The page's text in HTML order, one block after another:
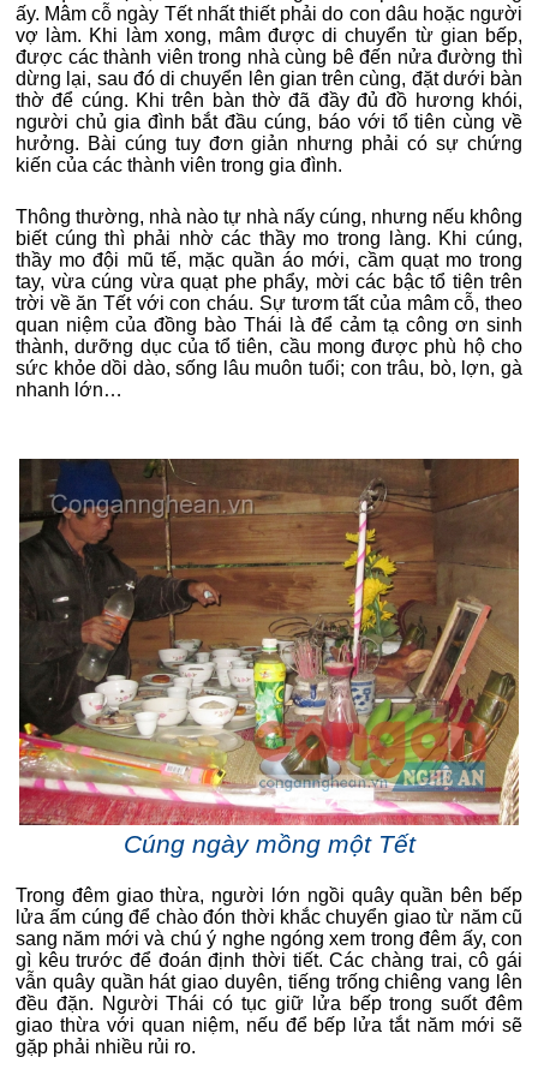
ấy. Mâm cỗ ngày Tết nhất thiết phải do con dâu hoặc người
vợ làm. Khi làm xong, mâm được di chuyển từ gian bếp,
được các thành viên trong nhà cùng bê đến nửa đường thì
dừng lại, sau đó di chuyển lên gian trên cùng, đặt dưới bàn
thờ để cúng. Khi trên bàn thờ đã đầy đủ đồ hương khói,
người chủ gia đình bắt đầu cúng, báo với tổ tiên cùng về
hưởng. Bài cúng tuy đơn giản nhưng phải có sự chứng
kiến của các thành viên trong gia đình.
Thông thường, nhà nào tự nhà nấy cúng, nhưng nếu không
biết cúng thì phải nhờ các thầy mo trong làng. Khi cúng,
thầy mo đội mũ tế, mặc quần áo mới, cầm quạt mo trong
tay, vừa cúng vừa quạt phe phẩy, mời các bậc tổ tiên trên
trời về ăn Tết với con cháu. Sự tươm tất của mâm cỗ, theo
quan niệm của đồng bào Thái là để cảm tạ công ơn sinh
thành, dưỡng dục của tổ tiên, cầu mong được phù hộ cho
sức khỏe dồi dào, sống lâu muôn tuổi; con trâu, bò, lợn, gà
nhanh lớn…
Cúng ngày mồng một Tết
Trong đêm giao thừa, người lớn ngồi quây quần bên bếp
lửa ấm cúng để chào đón thời khắc chuyển giao từ năm cũ
sang năm mới và chú ý nghe ngóng xem trong đêm ấy, con
gì kêu trước để đoán định thời tiết. Các chàng trai, cô gái
vẫn quây quần hát giao duyên, tiếng trống chiêng vang lên
đều đặn. Người Thái có tục giữ lửa bếp trong suốt đêm
giao thừa với quan niệm, nếu để bếp lửa tắt năm mới sẽ
gặp phải nhiều rủi ro.